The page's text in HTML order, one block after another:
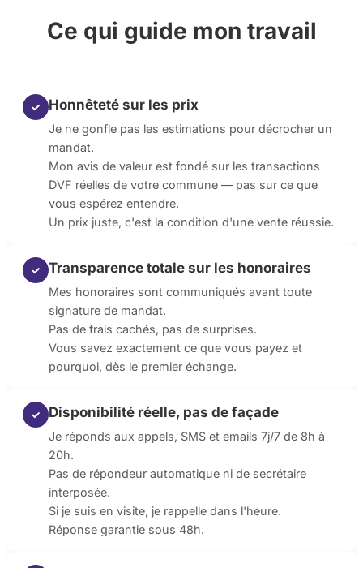
Ce qui guide mon travail
✓ Honnêteté sur les prix
Je ne gonfle pas les estimations pour décrocher un
mandat.
Mon avis de valeur est fondé sur les transactions
DVF réelles de votre commune — pas sur ce que
vous espérez entendre.
Un prix juste, c'est la condition d'une vente réussie.
✓ Transparence totale sur les honoraires
Mes honoraires sont communiqués avant toute
signature de mandat.
Pas de frais cachés, pas de surprises.
Vous savez exactement ce que vous payez et
pourquoi, dès le premier échange.
✓ Disponibilité réelle, pas de façade
Je réponds aux appels, SMS et emails 7j/7 de 8h à
20h.
Pas de répondeur automatique ni de secrétaire
interposée.
Si je suis en visite, je rappelle dans l'heure.
Réponse garantie sous 48h.